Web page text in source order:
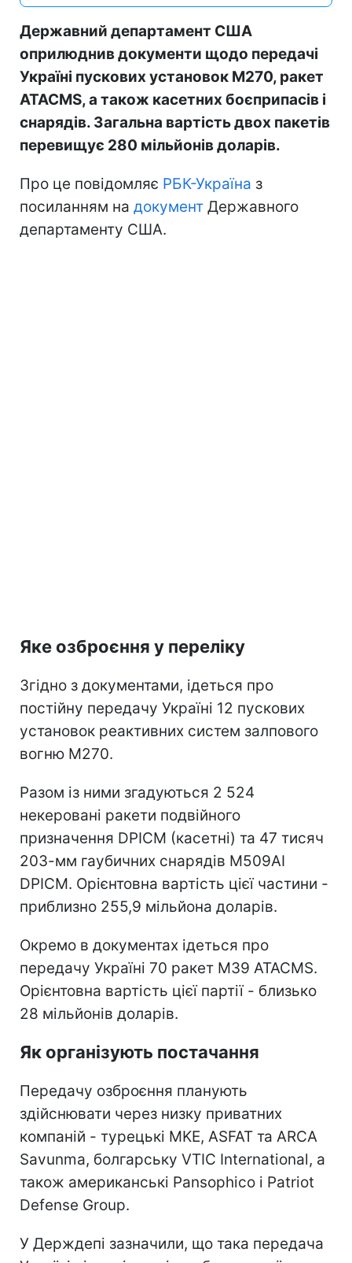
Державний департамент США
оприлюднив документи щодо передачі
Україні пускових установок M270, ракет
ATACMS, а також касетних боєприпасів і
снарядів. Загальна вартість двох пакетів
перевищує 280 мільйонів доларів.
Про це повідомляє РБК-Україна з
посиланням на документ Державного
департаменту США.
Яке озброєння у переліку
Згідно з документами, ідеться про
постійну передачу Україні 12 пускових
установок реактивних систем залпового
вогню M270.
Разом із ними згадуються 2 524
некеровані ракети подвійного
призначення DPICM (касетні) та 47 тисяч
203-мм гаубичних снарядів M509AI
DPICM. Орієнтовна вартість цієї частини -
приблизно 255,9 мільйона доларів.
Окремо в документах ідеться про
передачу Україні 70 ракет M39 ATACMS.
Орієнтовна вартість цієї партії - близько
28 мільйонів доларів.
Як організують постачання
Передачу озброєння планують
здійснювати через низку приватних
компаній - турецькі MKE, ASFAT та ARCA
Savunma, болгарську VTIC International, а
також американські Pansophico і Patriot
Defense Group.
У Держдепі зазначили, що така передача